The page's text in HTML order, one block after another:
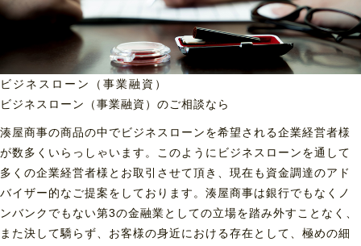
ビジネスローン（事業融資）
ビジネスローン（事業融資）のご相談なら
湊屋商事の商品の中でビジネスローンを希望される企業経営者様
が数多くいらっしゃいます。このようにビジネスローンを通して
多くの企業経営者様とお取引させて頂き、現在も資金調達のアド
バイザー的なご提案をしております。湊屋商事は銀行でもなくノ
ンバンクでもない第3の金融業としての立場を踏み外すことなく、
また決して驕らず、お客様の身近における存在として、極めの細